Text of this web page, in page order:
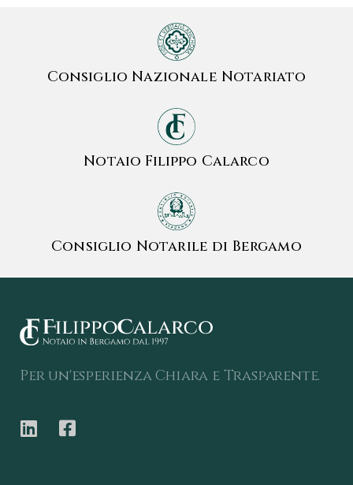
Consiglio Nazionale Notariato
Notaio Filippo Calarco
Consiglio Notarile di Bergamo
Per un'esperienza Chiara e Trasparente.